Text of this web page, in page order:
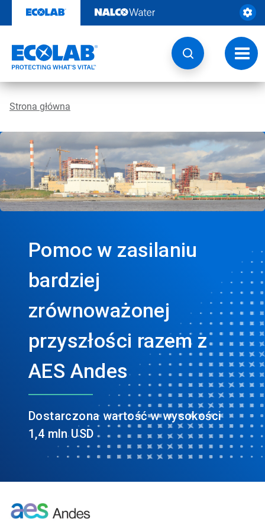
zawartości
Strona główna
Pomoc w zasilaniu
bardziej
zrównoważonej
przyszłości razem z
AES Andes
Dostarczona wartość w wysokości
1,4 mln USD